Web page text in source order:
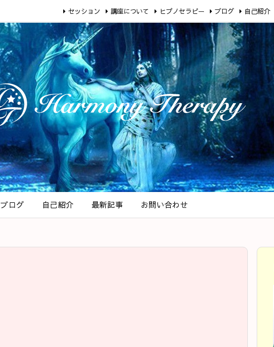
ブログ 自己紹介 最新記事 お問い合わせ
セッション 講座について ヒプノセラピー ブログ 自己紹介